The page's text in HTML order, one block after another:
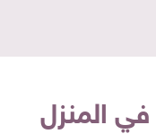
المنزل